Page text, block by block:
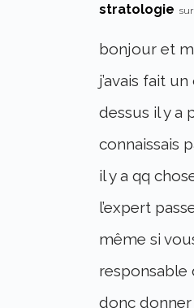
stratologie
bonjour et
j’avais fait
dessus il y a
connaissais
il y a qq
l’expert
même si
responsable
donc